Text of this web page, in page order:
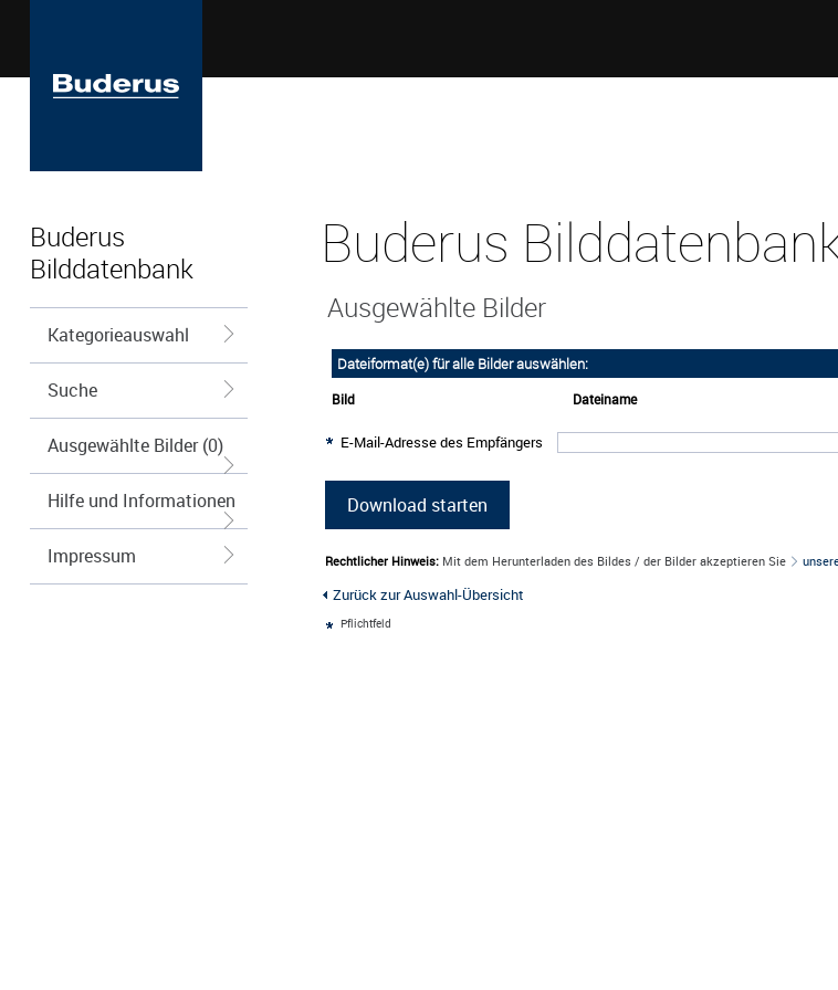
Buderus
Bilddatenbank
Kategorieauswahl
Suche
Ausgewählte Bilder (0)
Hilfe und Informationen
Impressum
Buderus
Ausgewählte Bilder
Dateiformat(e) für alle Bilder auswählen:
Bild Dateiname
E-Mail-Adresse des Empfängers
Rechtlicher Hinweis: Mit dem Herunterladen des Bildes / der Bilder akzeptieren Sie
Zurück zur Auswahl-Übersicht
Pflichtfeld